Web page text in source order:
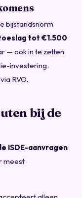
bijstandsnorm
tot €1.500
— ook in te zetten
investering.
RVO.
bij de
ISDE-aanvragen
meest